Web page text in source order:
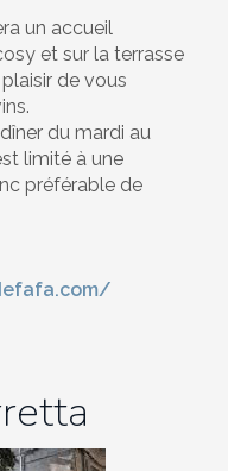
un accueil
et sur la terrasse
de vous
du mardi au
limité à une
préférable de